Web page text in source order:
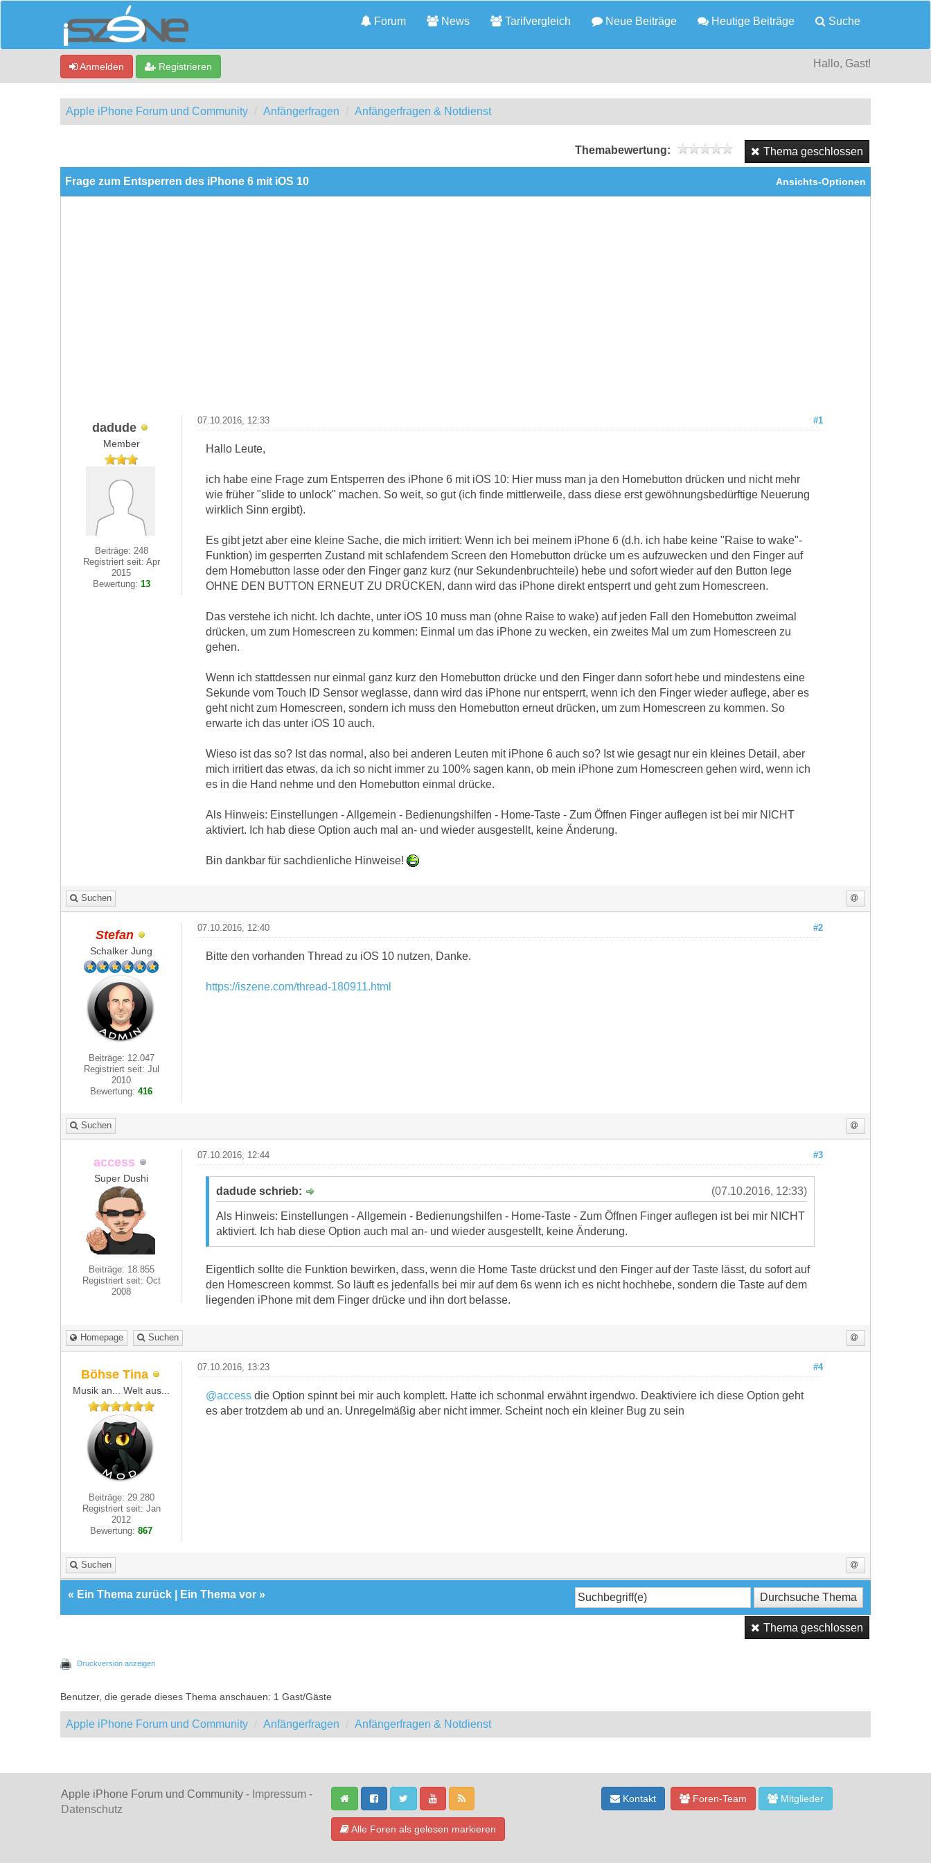
Forum News Tarifvergleich Neue Beiträge Heutige Beiträge Suche
Anmelden Registrieren Hallo, Gast!
Apple iPhone Forum und Community Anfängerfragen Anfängerfragen & Notdienst
Thema geschlossen
Themabewertung:
Ansichts-Optionen
Frage zum Entsperren des iPhone 6 mit iOS 10
dadude
Member
Beiträge: 248
Registriert seit: Apr
2015
Bewertung: 13
#1
07.10.2016, 12:33
Hallo Leute,
ich habe eine Frage zum Entsperren des iPhone 6 mit iOS 10: Hier muss man ja den Homebutton drücken und nicht mehr
wie früher "slide to unlock" machen. So weit, so gut (ich finde mittlerweile, dass diese erst gewöhnungsbedürftige Neuerung
wirklich Sinn ergibt).
Es gibt jetzt aber eine kleine Sache, die mich irritiert: Wenn ich bei meinem iPhone 6 (d.h. ich habe keine "Raise to wake"-
Funktion) im gesperrten Zustand mit schlafendem Screen den Homebutton drücke um es aufzuwecken und den Finger auf
dem Homebutton lasse oder den Finger ganz kurz (nur Sekundenbruchteile) hebe und sofort wieder auf den Button lege
OHNE DEN BUTTON ERNEUT ZU DRÜCKEN, dann wird das iPhone direkt entsperrt und geht zum Homescreen.
Das verstehe ich nicht. Ich dachte, unter iOS 10 muss man (ohne Raise to wake) auf jeden Fall den Homebutton zweimal
drücken, um zum Homescreen zu kommen: Einmal um das iPhone zu wecken, ein zweites Mal um zum Homescreen zu
gehen.
Wenn ich stattdessen nur einmal ganz kurz den Homebutton drücke und den Finger dann sofort hebe und mindestens eine
Sekunde vom Touch ID Sensor weglasse, dann wird das iPhone nur entsperrt, wenn ich den Finger wieder auflege, aber es
geht nicht zum Homescreen, sondern ich muss den Homebutton erneut drücken, um zum Homescreen zu kommen. So
erwarte ich das unter iOS 10 auch.
Wieso ist das so? Ist das normal, also bei anderen Leuten mit iPhone 6 auch so? Ist wie gesagt nur ein kleines Detail, aber
mich irritiert das etwas, da ich so nicht immer zu 100% sagen kann, ob mein iPhone zum Homescreen gehen wird, wenn ich
es in die Hand nehme und den Homebutton einmal drücke.
Als Hinweis: Einstellungen - Allgemein - Bedienungshilfen - Home-Taste - Zum Öffnen Finger auflegen ist bei mir NICHT
aktiviert. Ich hab diese Option auch mal an- und wieder ausgestellt, keine Änderung.
Bin dankbar für sachdienliche Hinweise!
Suchen
Stefan
Schalker Jung
Beiträge: 12.047
Registriert seit: Jul
2010
Bewertung:416
#2
07.10.2016, 12:40
Bitte den vorhanden Thread zu iOS 10 nutzen, Danke.
https://iszene.com/thread-180911.html
Suchen
access
Super Dushi
Beiträge: 18.855
Registriert seit: Oct
2008
#3
07.10.2016, 12:44
(07.10.2016, 12:33)
dadude schrieb:
Als Hinweis: Einstellungen - Allgemein - Bedienungshilfen - Home-Taste - Zum Öffnen Finger auflegen ist bei mir NICHT
aktiviert. Ich hab diese Option auch mal an- und wieder ausgestellt, keine Änderung.
Eigentlich sollte die Funktion bewirken, dass, wenn die Home Taste drückst und den Finger auf der Taste lässt, du sofort auf
den Homescreen kommst. So läuft es jedenfalls bei mir auf dem 6s wenn ich es nicht hochhebe, sondern die Taste auf dem
liegenden iPhone mit dem Finger drücke und ihn dort belasse.
Homepage Suchen
Böhse Tina
Musik an... Welt aus...
Beiträge: 29.280
Registriert seit: Jan
2012
Bewertung:867
#4
07.10.2016, 13:23
@accessdie Option spinnt bei mir auch komplett. Hatte ich schonmal erwähnt irgendwo. Deaktiviere ich diese Option geht
es aber trotzdem ab und an. Unregelmäßig aber nicht immer. Scheint noch ein kleiner Bug zu sein
Suchen
« Ein Thema zurück Ein Thema vor »
Thema geschlossen
Druckversion anzeigen
Benutzer, die gerade dieses Thema anschauen: 1 Gast/Gäste
Apple iPhone Forum und Community Anfängerfragen Anfängerfragen & Notdienst
Apple iPhone Forum und Community - Impressum -
Datenschutz
Alle Foren als gelesen markieren
Kontakt Foren-Team Mitglieder